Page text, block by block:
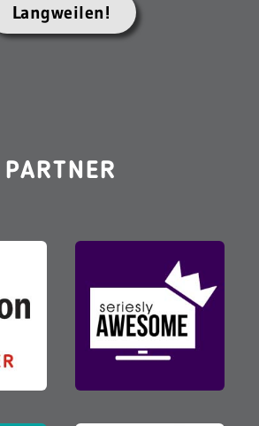
Langweilen!
PARTNER